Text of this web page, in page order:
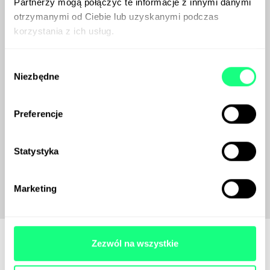
Partnerzy mogą połączyć te informacje z innymi danymi
otrzymanymi od Ciebie lub uzyskanymi podczas
korzystania z ich usług.
zgody
Niezbędne
Preferencje
Statystyka
Marketing
Zezwól na wszystkie
Podstrona dla flagowego produktu marki,
czyli myHumana Pack.